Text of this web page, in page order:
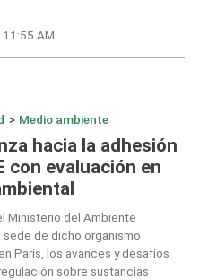
AM
> Medio ambiente
hacia la adhesión
con evaluación en
Ministerio del Ambiente
sede de dicho organismo
París, los avances y desafíos
sobre sustancias